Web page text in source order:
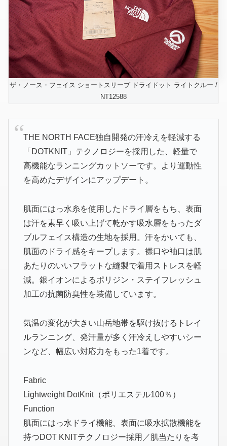
ザ・ノース・フェイス ショートスリーブ ドライドット ライトクルー /
NT12588
THE NORTH FACE独自開発の汗冷えを軽減する
「DOTKNIT」テクノロジーを採用した、軽量で
高機能なランニングカットソーです。より運動性
を高めたデザインにアップデート。
肌面にはっ水糸を使用したドライ層をもち、表面
は汗を素早く吸い上げて乾かす吸水層をもったダ
ブルフェイス構造の生地を採用。汗をかいても、
肌面のドライ感をキープします。襟口や袖口は肌
あたりのいいフラットな縫製で着用ストレスを軽
減。銀イオンによるポリジン・ステイフレッシュ
加工の抗菌防臭性を装備しています。
気温の変化が大きい山岳地帯を駆け抜けるトレイ
ルランニング、発汗量が多く汗冷えしやすいシー
ンなど、幅広い対応力をもった1着です。
Fabric
Lightweight DotKnit（ポリエステル100％）
Function
肌面にはっ水ドライ機能、表面に吸水拡散機能を
持つDOT KNITテクノロジー採用／肌当たりを考